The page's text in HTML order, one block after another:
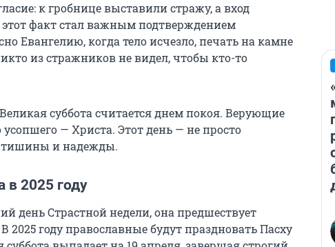
к гробнице выставили стражу, а вход
факт стал важным подтверждением
Евангелию, когда тело исчезло, печать на камне
из стражников не видел, чтобы кто-то
суббота считается днем покоя. Верующие
— Христа. Этот день — не просто
тишины и надежды.
в 2025 году
день Страстной недели, она предшествует
2025 году православные будут праздновать Пасху